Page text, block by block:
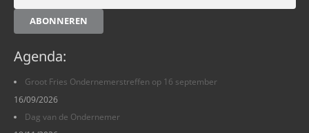
ABONNEREN
Agenda:
Groot Fries Ondernemerstreffen op 16 september
16/09/2026
Dag van de Ondernemer